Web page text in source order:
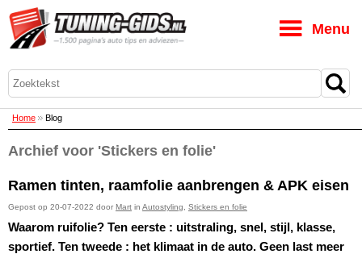
Home Blog
Archief voor 'Stickers en folie'
Ramen tinten, raamfolie aanbrengen & APK eisen
Gepost op 20-07-2022 door Mart in Autostyling Stickers en folie
Waarom ruifolie? Ten eerste : uitstraling, snel, stijl, klasse,
sportief. Ten tweede : het klimaat in de auto. Geen last meer